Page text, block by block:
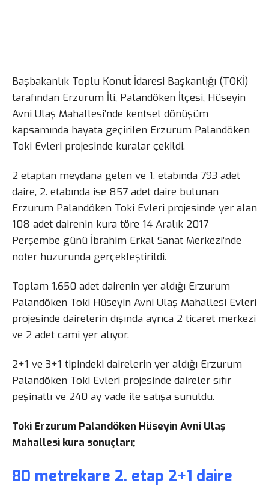
Başbakanlık Toplu Konut İdaresi Başkanlığı (TOKİ)
tarafından Erzurum İli, Palandöken İlçesi, Hüseyin
Avni Ulaş Mahallesi’nde kentsel dönüşüm
kapsamında hayata geçirilen Erzurum Palandöken
Toki Evleri projesinde kuralar çekildi.
2 etaptan meydana gelen ve 1. etabında 793 adet
daire, 2. etabında ise 857 adet daire bulunan
Erzurum Palandöken Toki Evleri projesinde yer alan
108 adet dairenin kura töre 14 Aralık 2017
Perşembe günü İbrahim Erkal Sanat Merkezi’nde
noter huzurunda gerçekleştirildi.
Toplam 1.650 adet dairenin yer aldığı Erzurum
Palandöken Toki Hüseyin Avni Ulaş Mahallesi Evleri
projesinde dairelerin dışında ayrıca 2 ticaret merkezi
ve 2 adet cami yer alıyor.
2+1 ve 3+1 tipindeki dairelerin yer aldığı Erzurum
Palandöken Toki Evleri projesinde daireler sıfır
peşinatlı ve 240 ay vade ile satışa sunuldu.
Toki Erzurum Palandöken Hüseyin Avni Ulaş
Mahallesi kura sonuçları;
80 metrekare 2. etap 2+1 daire